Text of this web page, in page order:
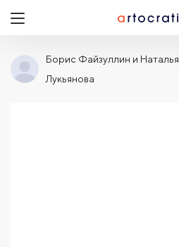
Борис Файзуллин и Наталья
Лукьянова